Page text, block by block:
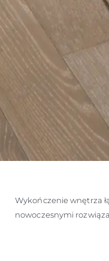
Wykończenie wnętrza
nowoczesnymi